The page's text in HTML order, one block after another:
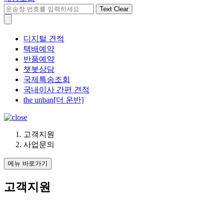
Text Clear
디지털 견적
택배예약
반품예약
챗봇상담
국제특송조회
국내이사 간편 견적
the unban[더 운반]
고객지원
사업문의
메뉴 바로가기
고객지원